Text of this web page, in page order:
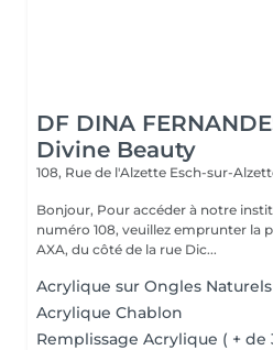
DF DINA
Divine Beauty
108, Rue de l'Alzette Esch-sur-
Bonjour, Pour accéder à notre institut, une fois arrivé au
numéro 108, veuillez emprunter la
AXA, du côté de la rue Dic...
Acrylique sur Ongles Naturels
Acrylique Chablon
Remplissage Acrylique ( + de